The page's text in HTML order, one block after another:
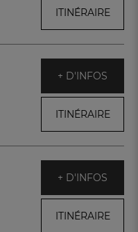
ITINÉRAIRE
+ D'INFOS
ITINÉRAIRE
+ D'INFOS
ITINÉRAIRE